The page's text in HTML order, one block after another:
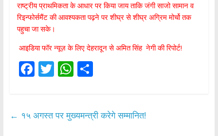
राष्ट्रीय प्राथमिकता के आधार पर किया जाय ताकि जंगी साजो सामान व
रिइन्फोर्समैंट की आवश्यकता पढ़ने पर शीघ्र से शीघ्र अग्रिम मोर्चो तक
पहुचा जा सके।
आइडिया फॉर न्यूज़ के लिए देहरादून से अमित सिंह नेगी की रिपोर्ट!
F
b
T
er
W
s
S
e
← १५ अगस्त पर मुख्यमन्त्री करेगे सम्मानित!